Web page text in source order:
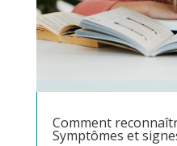
Comment
Symptômes et